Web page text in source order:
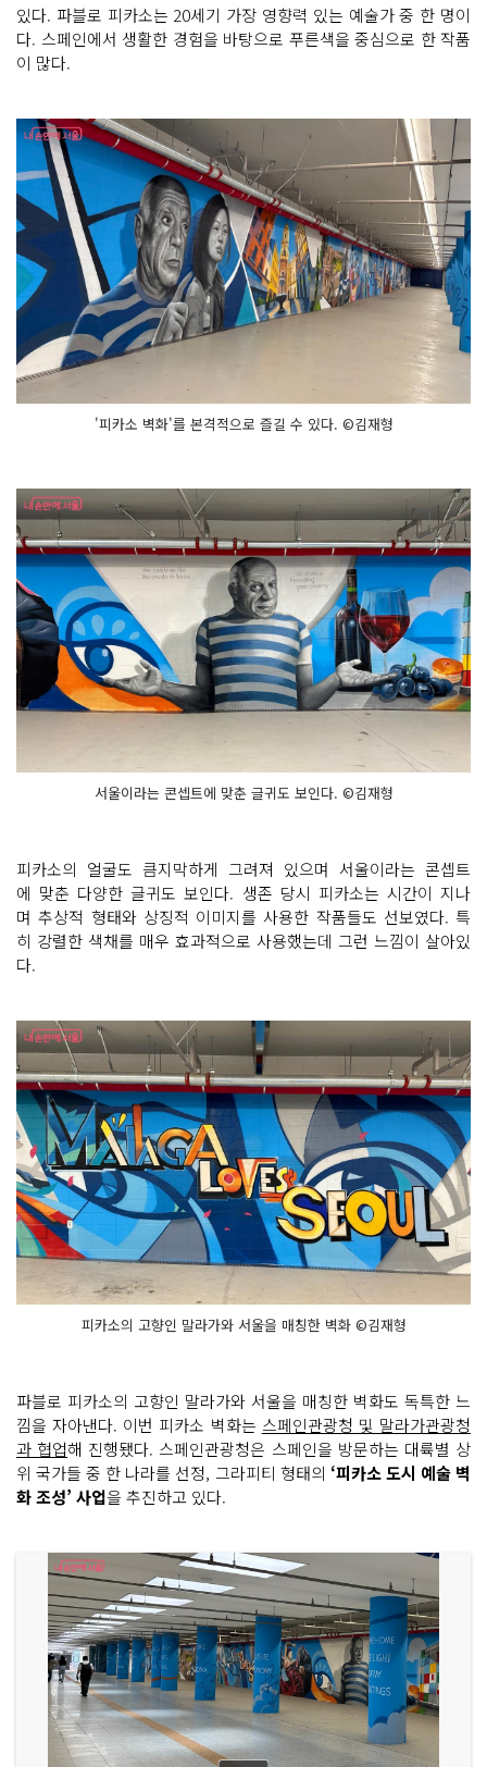
있다. 파블로 피카소는 20세기 가장 영향력 있는 예술가 중 한 명이
다. 스페인에서 생활한 경험을 바탕으로 푸른색을 중심으로 한 작품
이 많다.
'피카소 벽화'를 본격적으로 즐길 수 있다. ©김재형
서울이라는 콘셉트에 맞춘 글귀도 보인다. ©김재형
피카소의 얼굴도 큼지막하게 그려져 있으며 서울이라는 콘셉트
에 맞춘 다양한 글귀도 보인다. 생존 당시 피카소는 시간이 지나
며 추상적 형태와 상징적 이미지를 사용한 작품들도 선보였다. 특
히 강렬한 색채를 매우 효과적으로 사용했는데 그런 느낌이 살아있
다.
피카소의 고향인 말라가와 서울을 매칭한 벽화 ©김재형
파블로 피카소의 고향인 말라가와 서울을 매칭한 벽화도 독특한 느
낌을 자아낸다. 이번 피카소 벽화는 스페인관광청 및 말라가관광청
과 협업해 진행됐다. 스페인관광청은 스페인을 방문하는 대륙별 상
위 국가들 중 한 나라를 선정, 그라피티 형태의 ‘피카소 도시 예술 벽
화 조성’ 사업을 추진하고 있다.